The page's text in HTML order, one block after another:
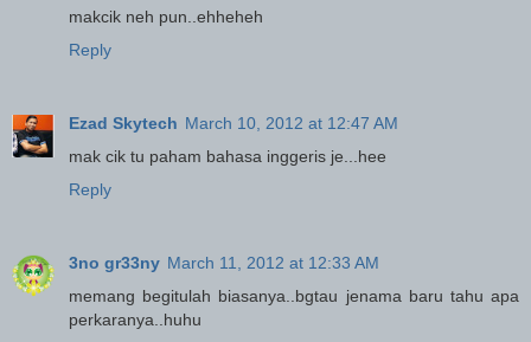
makcik neh pun..ehheheh
Reply
Ezad Skytech March 10, 2012 at 12:47 AM
mak cik tu paham bahasa inggeris je...hee
Reply
3no gr33ny March 11, 2012 at 12:33 AM
memang begitulah biasanya..bgtau jenama baru tahu apa
perkaranya..huhu